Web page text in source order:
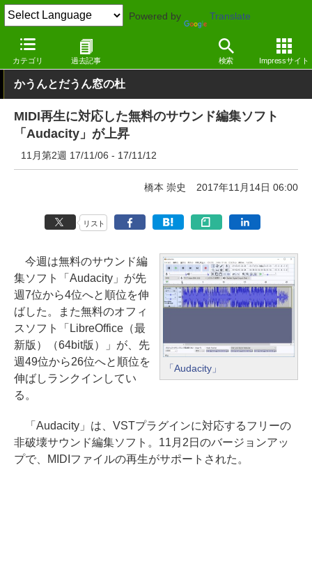
Powered by Translate
カテゴリ 過去記事 検索 Impressサイト
窓の杜 その他の話題
かうんとだうん窓の杜
MIDI再生に対応した無料のサウンド編集ソフト
「Audacity」が上昇
11月第2週 17/11/06 - 17/11/12
橋本 崇史 2017年11月14日 06:00
リスト
「Audacity」
今週は無料のサウンド編
集ソフト「Audacity」が先
週7位から4位へと順位を伸
ばした。また無料のオフィ
スソフト「LibreOffice（最
新版）（64bit版）」が、先
週49位から26位へと順位を
伸ばしランクインしてい
る。
「Audacity」は、VSTプラグインに対応するフリーの
非破壊サウンド編集ソフト。11月2日のバージョンアッ
プで、MIDIファイルの再生がサポートされた。